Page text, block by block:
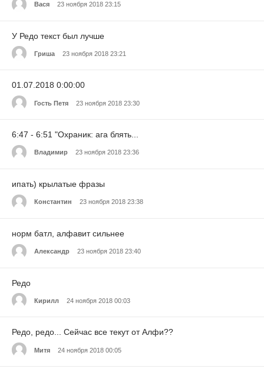
Вася 23 ноября 2018 23:15
У Редо текст был лучше
Гриша 23 ноября 2018 23:21
01.07.2018 0:00:00
Гость Петя 23 ноября 2018 23:30
6:47 - 6:51 "Охраник: ага блять...
Владимир 23 ноября 2018 23:36
ипать) крылатые фразы
Константин 23 ноября 2018 23:38
норм батл, алфавит сильнее
Александр 23 ноября 2018 23:40
Редо
Кирилл 24 ноября 2018 00:03
Редо, редо... Сейчас все текут от Алфи??
Митя 24 ноября 2018 00:05